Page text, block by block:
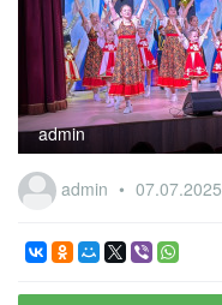
admin
admin 07.07.2025